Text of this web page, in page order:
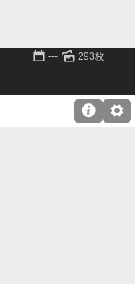
📅 --- 🌄 293枚
⚙
